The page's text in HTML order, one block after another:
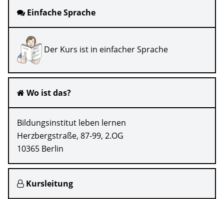
Einfache Sprache
Der Kurs ist in einfacher Sprache
Wo ist das?
Bildungsinstitut leben lernen
Herzbergstraße, 87-99, 2.OG
10365 Berlin
Kursleitung